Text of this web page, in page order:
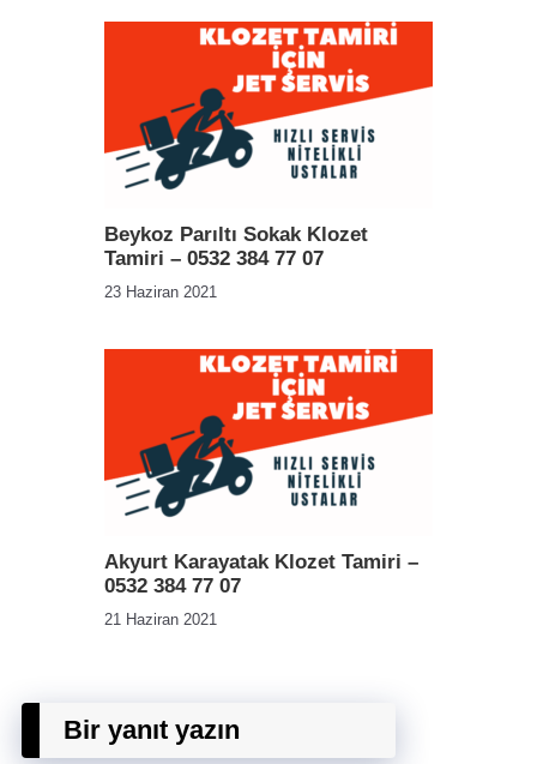
Beykoz Parıltı Sokak Klozet
Tamiri – 0532 384 77 07
23 Haziran 2021
Akyurt Karayatak Klozet Tamiri –
0532 384 77 07
21 Haziran 2021
Bir yanıt yazın